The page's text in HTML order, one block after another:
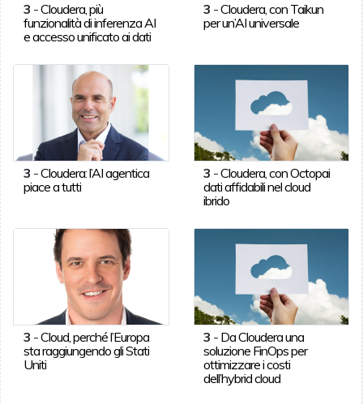
3 -Cloudera, più
funzionalità di inferenza AI
e accesso unificato ai dati
3 -Cloudera, con Taikun
per un’AI universale
3 -Cloudera: l’AI agentica
piace a tutti
3 -Cloudera, con Octopai
dati affidabili nel cloud
ibrido
3 -Cloud, perché l’Europa
sta raggiungendo gli Stati
Uniti
3 - Da Cloudera una
soluzione FinOps per
ottimizzare i costi
dell’hybrid cloud